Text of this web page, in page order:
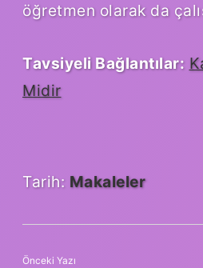
öğretmen olarak da
Tavsiyeli Bağlantılar:
Midir
Tarih: Makaleler
Önceki Yazı